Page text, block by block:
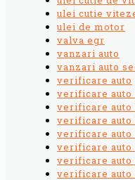
ulei cutie
ulei de motor
valva egr
vanzari auto
vanzari auto
verificare auto
verificare auto
verificare auto
verificare auto
verificare auto
verificare auto
verificare auto
verificare auto